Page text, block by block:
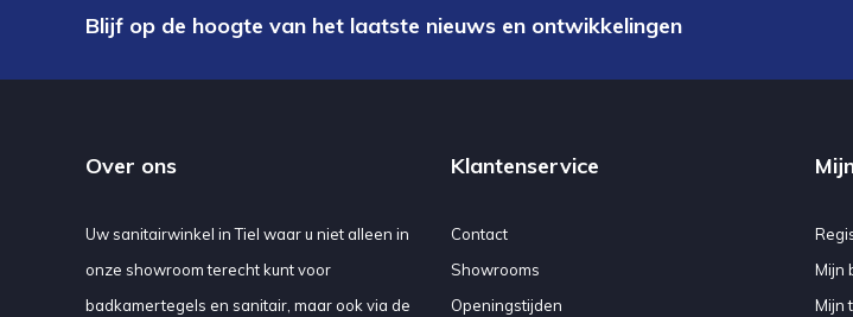
Blijf op de hoogte van het laatste nieuws en ontwikkelingen
Over ons
Uw sanitairwinkel in Tiel waar u niet alleen in
onze showroom terecht kunt voor
badkamertegels en sanitair, maar ook via de
Klantenservice
Contact
Showrooms
Openingstijden
Mijn
Mijn